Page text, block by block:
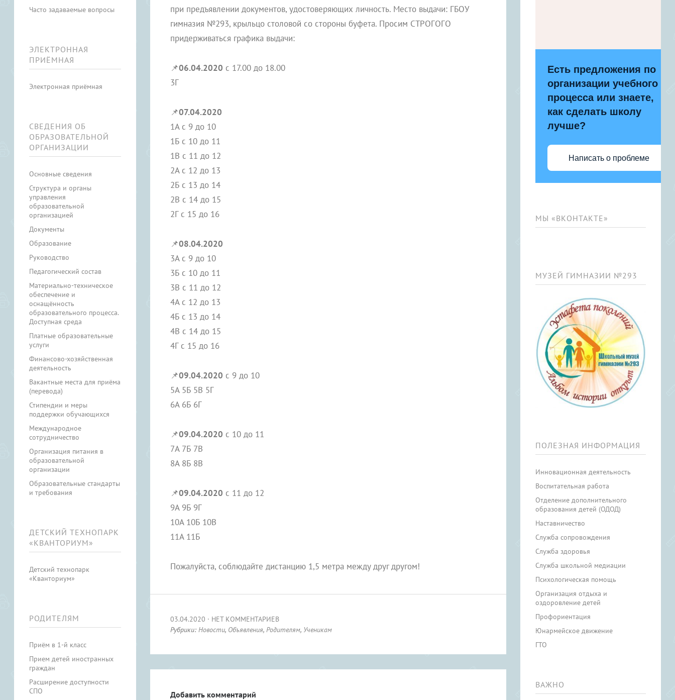
Часто задаваемые вопросы
ЭЛЕКТРОННАЯ
ПРИЁМНАЯ
Электронная приёмная
СВЕДЕНИЯ ОБ
ОБРАЗОВАТЕЛЬНОЙ
ОРГАНИЗАЦИИ
Основные сведения
Структура и органы
управления
образовательной
организацией
Документы
Образование
Руководство
Педагогический состав
Материально-техническое
обеспечение и
оснащённость
образовательного процесса.
Доступная среда
Платные образовательные
услуги
Финансово-хозяйственная
деятельность
Вакантные места для приёма
(перевода)
Стипендии и меры
поддержки обучающихся
Международное
сотрудничество
Организация питания в
образовательной
организации
Образовательные стандарты
и требования
ДЕТСКИЙ ТЕХНОПАРК
«КВАНТОРИУМ»
Детский технопарк
«Кванториум»
РОДИТЕЛЯМ
Приём в 1-й класс
Прием детей иностранных
граждан
Расширение доступности
СПО
при предъявлении документов, удостоверяющих личность. Место выдачи: ГБОУ
гимназия №293, крыльцо столовой со стороны буфета. Просим СТРОГОГО
придерживаться графика выдачи:
📌06.04.2020 с 17.00 до 18.00
3Г
📌07.04.2020
1А с 9 до 10
1Б с 10 до 11
1В с 11 до 12
2А с 12 до 13
2Б с 13 до 14
2В с 14 до 15
2Г с 15 до 16
📌08.04.2020
3А с 9 до 10
3Б с 10 до 11
3В с 11 до 12
4А с 12 до 13
4Б с 13 до 14
4В с 14 до 15
4Г с 15 до 16
📌09.04.2020 с 9 до 10
5А 5Б 5В 5Г
6А 6Б 6Г
📌09.04.2020 с 10 до 11
7А 7Б 7В
8А 8Б 8В
📌09.04.2020 с 11 до 12
9А 9Б 9Г
10А 10Б 10В
11А 11Б
Пожалуйста, соблюдайте дистанцию 1,5 метра между друг другом!
03.04.2020
НЕТ КОММЕНТАРИЕВ
Рубрики: Новости, Объявления, Родителям, Ученикам
Добавить комментарий
Есть предложения по
организации учебного
процесса или знаете,
как сделать школу
лучше?
Написать о проблеме
МЫ «ВКОНТАКТЕ»
МУЗЕЙ ГИМНАЗИИ №293
ПОЛЕЗНАЯ ИНФОРМАЦИЯ
Инновационная деятельность
Воспитательная работа
Отделение дополнительного
образования детей (ОДОД)
Наставничество
Служба сопровождения
Служба здоровья
Служба школьной медиации
Психологическая помощь
Организация отдыха и
оздоровление детей
Профориентация
Юнармейское движение
ГТО
ВАЖНО